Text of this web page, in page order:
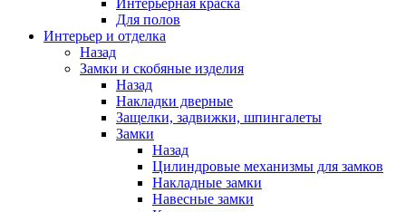
Интерьерная краска
Для полов
Интерьер и отделка
Назад
Замки и скобяные изделия
Назад
Накладки дверные
Защелки, задвижки, шпингалеты
Замки
Назад
Цилиндровые механизмы для замков
Накладные замки
Навесные замки